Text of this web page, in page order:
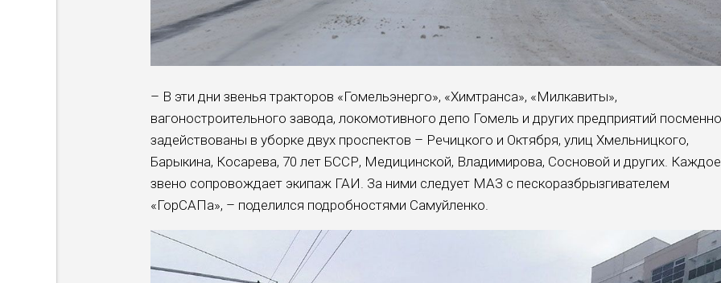
– В эти дни звенья тракторов «Гомельэнерго», «Химтранса», «Милкавиты»,
вагоностроительного завода, локомотивного депо Гомель и других предприятий посменно
задействованы в уборке двух проспектов – Речицкого и Октября, улиц Хмельницкого,
Барыкина, Косарева, 70 лет БССР, Медицинской, Владимирова, Сосновой и других. Каждое
звено сопровождает экипаж ГАИ. За ними следует МАЗ с пескоразбрызгивателем
«ГорСАПа», – поделился подробностями Самуйленко.